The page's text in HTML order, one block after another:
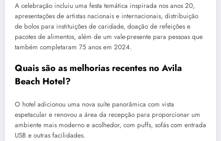
A celebração incluiu uma festa temática inspirada nos anos 20,
apresentações de artistas nacionais e internacionais, distribuição
de bolos para instituições de caridade, doação de refeições e
pacotes de alimentos, além de um vale-presente para pessoas que
também completaram 75 anos em 2024.
Quais são as melhorias recentes no Avila
Beach Hotel?
O hotel adicionou uma nova suíte panorâmica com vista
espetacular e renovou a área da recepção para proporcionar um
ambiente mais moderno e acolhedor, com puffs, sofás com entrada
USB e outras facilidades.